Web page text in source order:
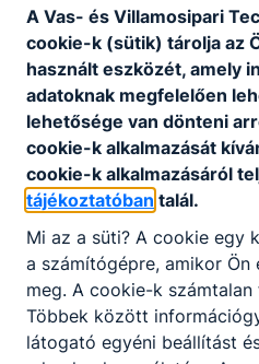
Erasmus+ görögországi
gyakorlat -Frissítve
Geia sas!!! Megkezdődtek a
A Vas- és Villamosipari
cookie-k (sütik) tárolja az
használt eszközét, amely
adatoknak megfelelően
lehetősége van dönteni
cookie-k alkalmazását
cookie-k alkalmazásáról
tájékoztatóban talál.
Mi az a süti? A cookie egy
a számítógépre, amikor
meg. A cookie-k
Többek között
látogató egyéni beállítást